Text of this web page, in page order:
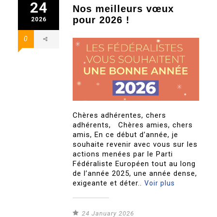
24
2026
0
Nos meilleurs vœux
pour 2026 !
Chères adhérentes, chers
adhérents, Chères amies, chers
amis, En ce début d’année, je
souhaite revenir avec vous sur les
actions menées par le Parti
Fédéraliste Européen tout au long
de l’année 2025, une année dense,
exigeante et déter..Voir plus
24 January 2026